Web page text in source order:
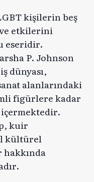
kişilerin beş
ve etkilerini
eseridir.
P. Johnson
dünyası,
alanlarındaki
figürlere kadar
kuir
kültürel
hakkında